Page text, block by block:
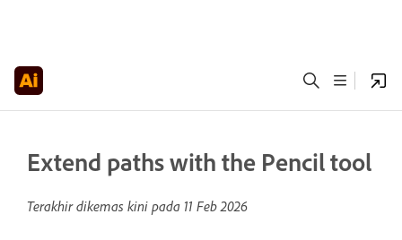
Extend paths with the Pencil tool
Terakhir dikemas kini pada 11 Feb 2026